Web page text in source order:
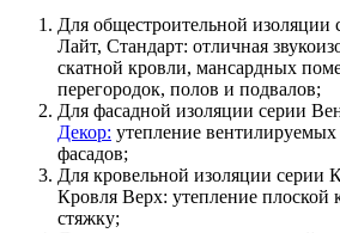
Для общестроительной изоляции
Лайт, Стандарт: отличная
скатной кровли, мансардных
перегородок, полов и подвалов;
Для фасадной изоляции серии
Декор: утепление
фасадов;
Для кровельной изоляции серии
Кровля Верх: утепление плоской
стяжку;